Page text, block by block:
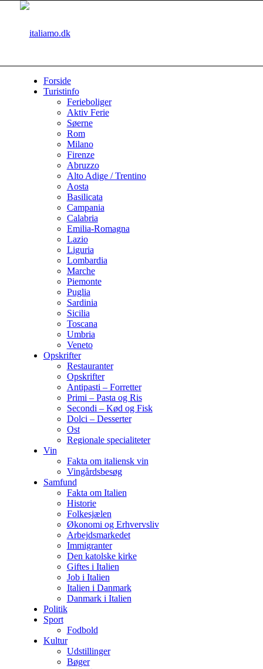
Forside
Turistinfo
Ferieboliger
Aktiv Ferie
Søerne
Rom
Milano
Firenze
Abruzzo
Alto Adige / Trentino
Aosta
Basilicata
Campania
Calabria
Emilia-Romagna
Lazio
Liguria
Lombardia
Marche
Piemonte
Puglia
Sardinia
Sicilia
Toscana
Umbria
Veneto
Opskrifter
Restauranter
Opskrifter
Antipasti – Forretter
Primi – Pasta og Ris
Secondi – Kød og Fisk
Dolci – Desserter
Ost
Regionale specialiteter
Vin
Fakta om italiensk vin
Vingårdsbesøg
Samfund
Fakta om Italien
Historie
Folkesjælen
Økonomi og Erhvervsliv
Arbejdsmarkedet
Immigranter
Den katolske kirke
Giftes i Italien
Job i Italien
Italien i Danmark
Danmark i Italien
Politik
Sport
Fodbold
Kultur
Udstillinger
Bøger